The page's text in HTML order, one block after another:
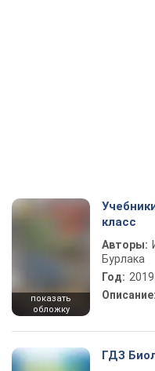
показать
обложку
класс
Авторы:
Бурлака
Год: 2019
Описание:
ГДЗ